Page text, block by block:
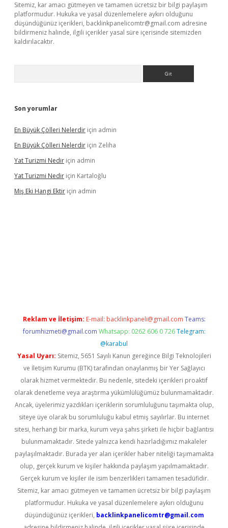
Sitemiz, kar amacı gütmeyen ve tamamen ücretsiz bir bilgi paylaşım
platformudur. Hukuka ve yasal düzenlemelere aykırı olduğunu
düşündüğünüz içerikleri, backlinkpanelicomtr@gmail.com adresine
bildirmeniz halinde, ilgili içerikler yasal süre içerisinde sitemizden
kaldırılacaktır.
Son yorumlar
En Büyük Çölleri Nelerdir için admin
En Büyük Çölleri Nelerdir için Zeliha
Yat Turizmi Nedir için admin
Yat Turizmi Nedir için Kartaloğlu
Miş Eki Hangi Ektir için admin
Reklam ve İletişim: E-mail: backlinkpaneli@gmail.com Teams:
forumhizmeti@gmail.com Whatsapp: 0262 606 0 726 Telegram:
@karabul
Yasal Uyarı: Sitemiz, 5651 Sayılı Kanun gereğince Bilgi Teknolojileri
ve İletişim Kurumu (BTK) tarafından onaylanmış bir Yer Sağlayıcı
olarak hizmet vermektedir. Bu nedenle, sitedeki içerikleri proaktif
olarak denetleme veya araştırma yükümlülüğümüz bulunmamaktadır.
Ancak, üyelerimiz yazdıkları içeriklerin sorumluluğunu taşımakta olup,
siteye üye olarak bu sorumluluğu kabul etmiş sayılırlar. Bu internet
sitesi, herhangi bir marka, kurum veya şahıs şirketi ile hiçbir bağlantısı
bulunmamaktadır. Sitede yalnızca kendi hazırladığımız makaleler
paylaşılmaktadır. Burada yer alan içerikler haber niteliği taşımamakta
olup, gerçek kurum ve kişiler hakkında paylaşım yapılmamaktadır.
Gerçek kurum ve kişiler ile isim benzerlikleri tamamen tesadüfidir.
Sitemiz, kar amacı gütmeyen ve tamamen ücretsiz bir bilgi paylaşım
platformudur. Hukuka ve yasal düzenlemelere aykırı olduğunu
düşündüğünüz içerikleri, backlinkpanelicomtr@gmail.com